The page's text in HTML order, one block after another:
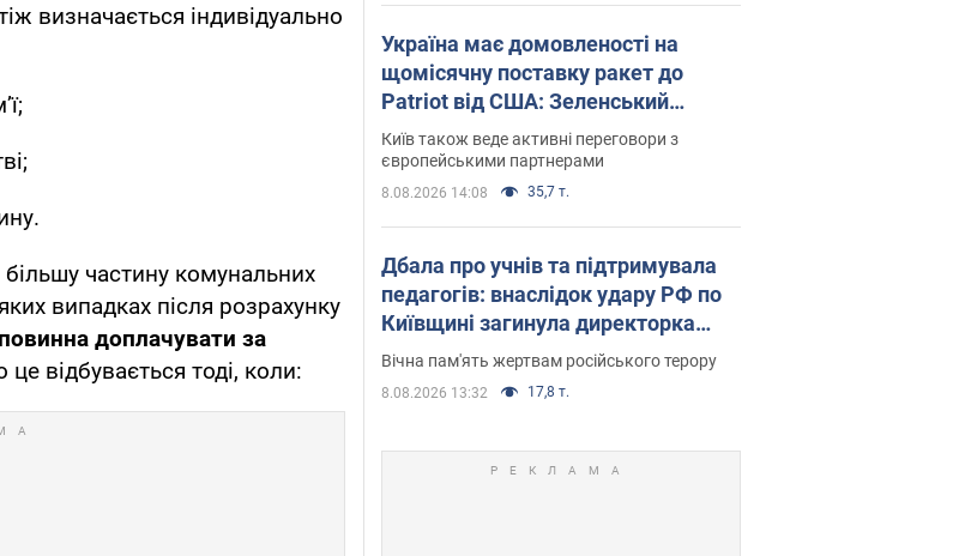
визначається індивідуально
частину комунальних
випадках після розрахунку
доплачувати за
відбувається тоді, коли:
Україна має домовленості на
щомісячну поставку ракет до
Patriot від США: Зеленський
розкрив подробиці
Київ також веде активні переговори з
європейськими партнерами
8.08.2026 14:08 35,7 т.
Дбала про учнів та підтримувала
педагогів: внаслідок удару РФ по
Київщині загинула директорка
київського ліцею, її чоловік та онук
Вічна пам'ять жертвам російського терору
8.08.2026 13:32 17,8 т.